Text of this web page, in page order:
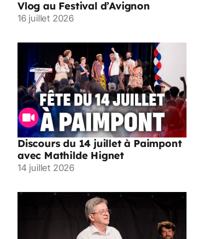
Vlog au Festival d’Avignon
16 juillet 2026
Discours du 14 juillet à Paimpont
avec Mathilde Hignet
14 juillet 2026